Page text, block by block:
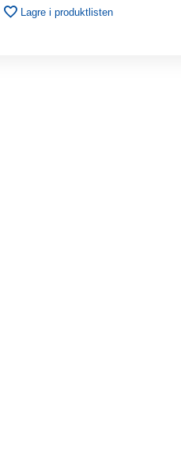
Lagre i produktlisten